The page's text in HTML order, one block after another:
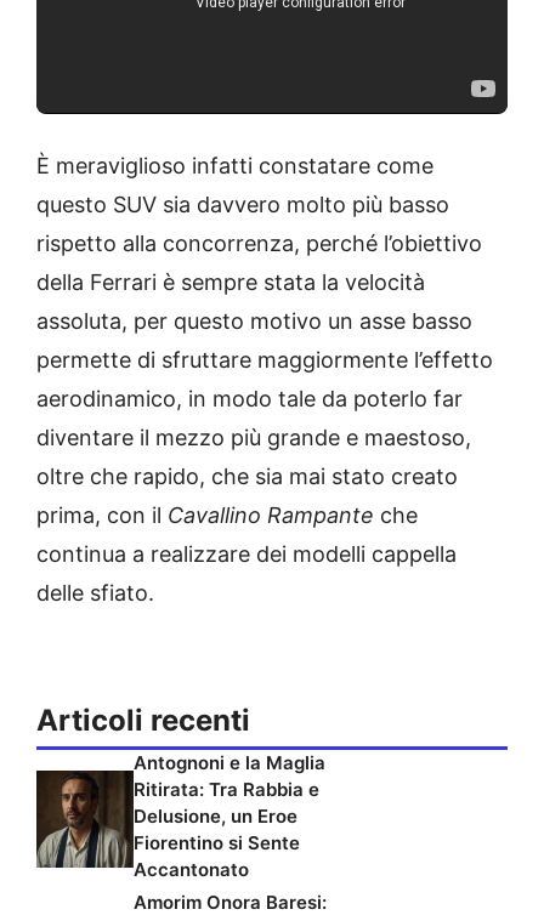
È meraviglioso infatti constatare come
questo SUV sia davvero molto più basso
rispetto alla concorrenza, perché l’obiettivo
della Ferrari è sempre stata la velocità
assoluta, per questo motivo un asse basso
permette di sfruttare maggiormente l’effetto
aerodinamico, in modo tale da poterlo far
diventare il mezzo più grande e maestoso,
oltre che rapido, che sia mai stato creato
prima, con il Cavallino Rampante che
continua a realizzare dei modelli cappella
delle sfiato.
Articoli recenti
Antognoni e la Maglia
Ritirata: Tra Rabbia e
Delusione, un Eroe
Fiorentino si Sente
Accantonato
Amorim Onora Baresi: